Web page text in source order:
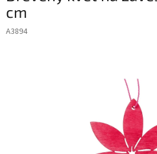
cm
A3894